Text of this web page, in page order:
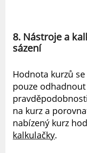
8. Nástroje a
sázení
Hodnota kurzů
pouze
na kurz a
nabízený kurz
kalkulačky.